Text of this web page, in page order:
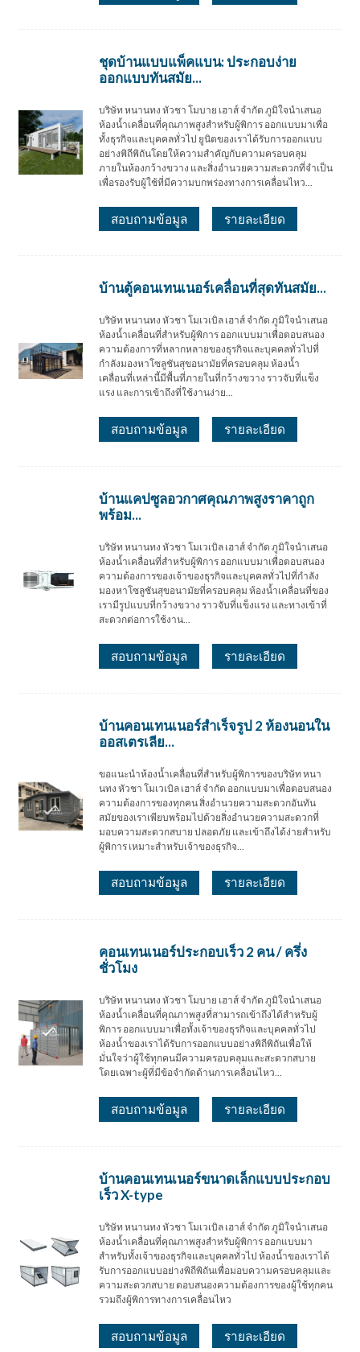
ชุดบ้านแบบแพ็คแบน: ประกอบง่าย
ออกแบบทันสมัย...
บริษัท หนานทง หัวชา โมบาย เฮาส์ จำกัด ภูมิใจนำเสนอ
ห้องน้ำเคลื่อนที่คุณภาพสูงสำหรับผู้พิการ ออกแบบมาเพื่อ
ทั้งธุรกิจและบุคคลทั่วไป ยูนิตของเราได้รับการออกแบบ
อย่างพิถีพิถันโดยให้ความสำคัญกับความครอบคลุม
ภายในห้องกว้างขวาง และสิ่งอำนวยความสะดวกที่จำเป็น
เพื่อรองรับผู้ใช้ที่มีความบกพร่องทางการเคลื่อนไหว...
สอบถามข้อมูล รายละเอียด
บ้านตู้คอนเทนเนอร์เคลื่อนที่สุดทันสมัย...
บริษัท หนานทง หัวชา โมเวเบิล เฮาส์ จำกัด ภูมิใจนำเสนอ
ห้องน้ำเคลื่อนที่สำหรับผู้พิการ ออกแบบมาเพื่อตอบสนอง
ความต้องการที่หลากหลายของธุรกิจและบุคคลทั่วไปที่
กำลังมองหาโซลูชันสุขอนามัยที่ครอบคลุม ห้องน้ำ
เคลื่อนที่เหล่านี้มีพื้นที่ภายในที่กว้างขวาง ราวจับที่แข็ง
แรง และการเข้าถึงที่ใช้งานง่าย...
สอบถามข้อมูล รายละเอียด
บ้านแคปซูลอวกาศคุณภาพสูงราคาถูก
พร้อม...
บริษัท หนานทง หัวชา โมเวเบิล เฮาส์ จำกัด ภูมิใจนำเสนอ
ห้องน้ำเคลื่อนที่สำหรับผู้พิการ ออกแบบมาเพื่อตอบสนอง
ความต้องการของเจ้าของธุรกิจและบุคคลทั่วไปที่กำลัง
มองหาโซลูชันสุขอนามัยที่ครอบคลุม ห้องน้ำเคลื่อนที่ของ
เรามีรูปแบบที่กว้างขวาง ราวจับที่แข็งแรง และทางเข้าที่
สะดวกต่อการใช้งาน...
สอบถามข้อมูล รายละเอียด
บ้านคอนเทนเนอร์สำเร็จรูป 2 ห้องนอนใน
ออสเตรเลีย...
ขอแนะนำห้องน้ำเคลื่อนที่สำหรับผู้พิการของบริษัท หนา
นทง หัวชา โมเวเบิล เฮาส์ จำกัด ออกแบบมาเพื่อตอบสนอง
ความต้องการของทุกคน สิ่งอำนวยความสะดวกอันทัน
สมัยของเราเพียบพร้อมไปด้วยสิ่งอำนวยความสะดวกที่
มอบความสะดวกสบาย ปลอดภัย และเข้าถึงได้ง่ายสำหรับ
ผู้พิการ เหมาะสำหรับเจ้าของธุรกิจ...
สอบถามข้อมูล รายละเอียด
คอนเทนเนอร์ประกอบเร็ว 2 คน / ครึ่ง
ชั่วโมง
บริษัท หนานทง หัวชา โมบาย เฮาส์ จำกัด ภูมิใจนำเสนอ
ห้องน้ำเคลื่อนที่คุณภาพสูงที่สามารถเข้าถึงได้สำหรับผู้
พิการ ออกแบบมาเพื่อทั้งเจ้าของธุรกิจและบุคคลทั่วไป
ห้องน้ำของเราได้รับการออกแบบอย่างพิถีพิถันเพื่อให้
มั่นใจว่าผู้ใช้ทุกคนมีความครอบคลุมและสะดวกสบาย
โดยเฉพาะผู้ที่มีข้อจำกัดด้านการเคลื่อนไหว...
สอบถามข้อมูล รายละเอียด
บ้านคอนเทนเนอร์ขนาดเล็กแบบประกอบ
เร็ว X-type
บริษัท หนานทง หัวชา โมเวเบิล เฮาส์ จำกัด ภูมิใจนำเสนอ
ห้องน้ำเคลื่อนที่คุณภาพสูงสำหรับผู้พิการ ออกแบบมา
สำหรับทั้งเจ้าของธุรกิจและบุคคลทั่วไป ห้องน้ำของเราได้
รับการออกแบบอย่างพิถีพิถันเพื่อมอบความครอบคลุมและ
ความสะดวกสบาย ตอบสนองความต้องการของผู้ใช้ทุกคน
รวมถึงผู้พิการทางการเคลื่อนไหว
สอบถามข้อมูล รายละเอียด